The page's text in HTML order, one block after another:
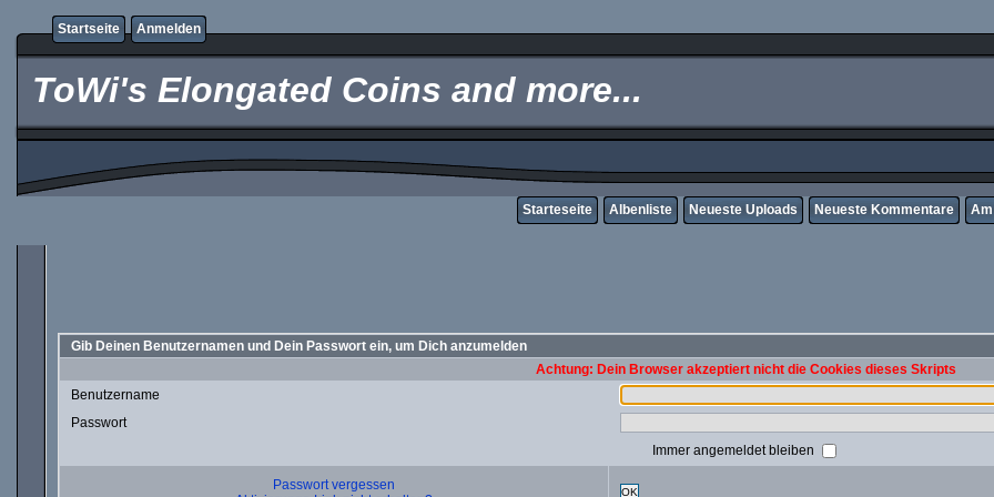
Startseite Anmelden
ToWi's Elongated Coins and more...
Starteseite Albenliste Neueste Uploads Neueste Kommentare
Gib Deinen Benutzernamen und Dein Passwort ein, um Dich anzumelden
Achtung: Dein Browser akzeptiert nicht die Cookies dieses Skripts
Benutzername
Passwort
Immer angemeldet bleiben
Passwort vergessen
OK